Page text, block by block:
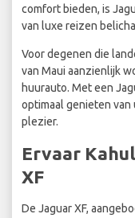
comfort bieden, is
van luxe reizen
Voor degenen die
van Maui aanzienlijk
huurauto. Met een
optimaal genieten
plezier.
Ervaar
XF
De Jaguar XF,